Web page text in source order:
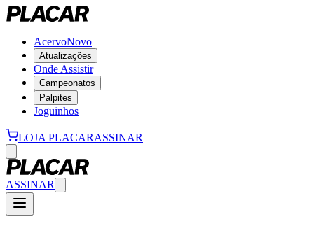
AcervoNovo
Atualizações
Onde Assistir
Campeonatos
Palpites
Joguinhos
LOJA PLACARASSINAR
ASSINAR